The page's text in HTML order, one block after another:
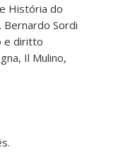
História do
Bernardo Sordi
e diritto
Il Mulino,